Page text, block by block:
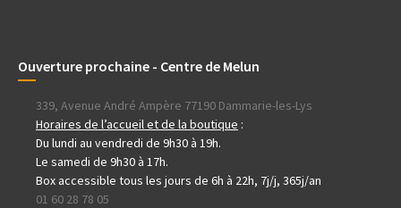
Ouverture prochaine - Centre de Melun
339, Avenue André Ampère 77190 Dammarie-les-Lys
Horaires de l’accueil et de la boutique :
Du lundi au vendredi de 9h30 à 19h.
Le samedi de 9h30 à 17h.
Box accessible tous les jours de 6h à 22h, 7j/j, 365j/an
01 60 28 78 05